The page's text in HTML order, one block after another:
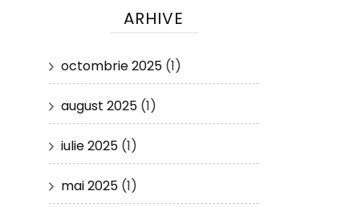
ARHIVE
octombrie 2025(1)
august 2025(1)
iulie 2025(1)
mai 2025(1)